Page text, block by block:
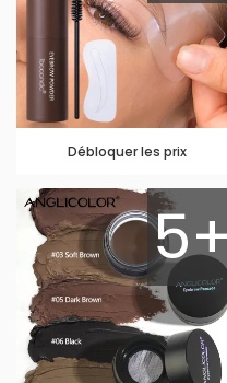
Débloquer les prix
5+